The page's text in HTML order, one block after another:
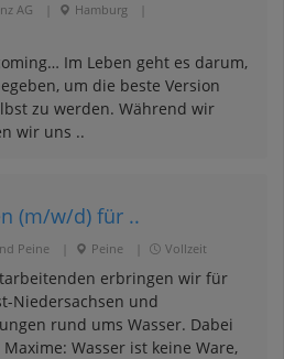
AG Hamburg
Im Leben geht es darum,
um die beste Version
zu werden. Während wir
wir uns ..
(m/w/d) für ..
Peine Peine Vollzeit
erbringen wir für
Niedersachsen und
rund ums Wasser. Dabei
Wasser ist keine Ware,